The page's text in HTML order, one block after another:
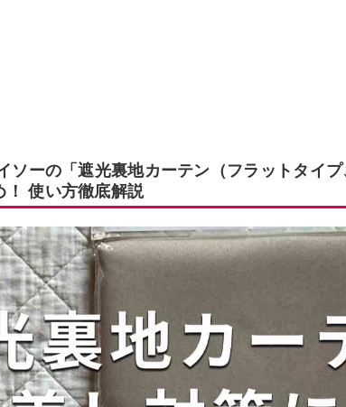
ソーの「遮光裏地カーテン（フラットタイ
！ 使い方徹底解説